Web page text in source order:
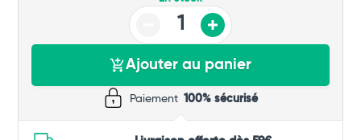
Ajouter au panier
Paiement 100% sécurisé